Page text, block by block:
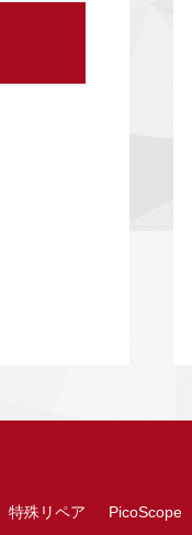
特殊リペア PicoScope